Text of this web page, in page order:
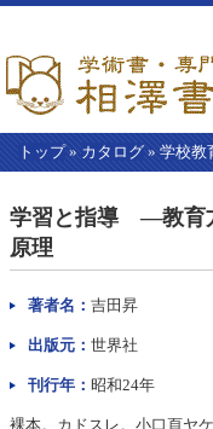
トップ» カタログ » 学校教
こ
か
ら
本
文】
学習と指導 ―教育
原理
著者名： 吉田昇
出版元： 世界社
刊行年： 昭和24年
裸本。カドスレ。小口頁ヤ